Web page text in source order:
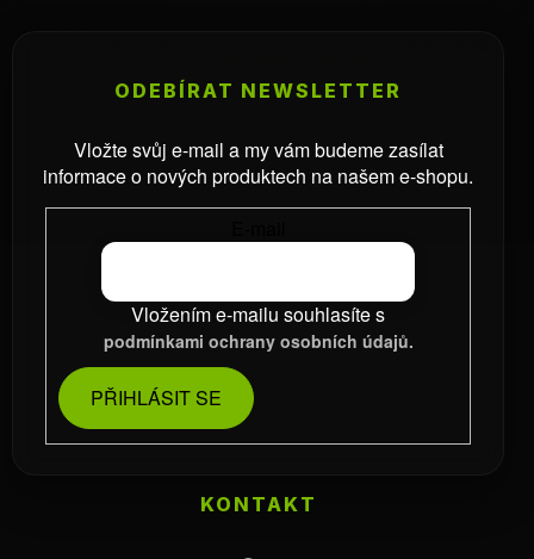
ODEBÍRAT NEWSLETTER
Vložte svůj e-mail a my vám budeme zasílat
informace o nových produktech na našem e-shopu.
Vložením e-mailu souhlasíte s
podmínkami ochrany osobních údajů.
PŘIHLÁSIT SE
KONTAKT